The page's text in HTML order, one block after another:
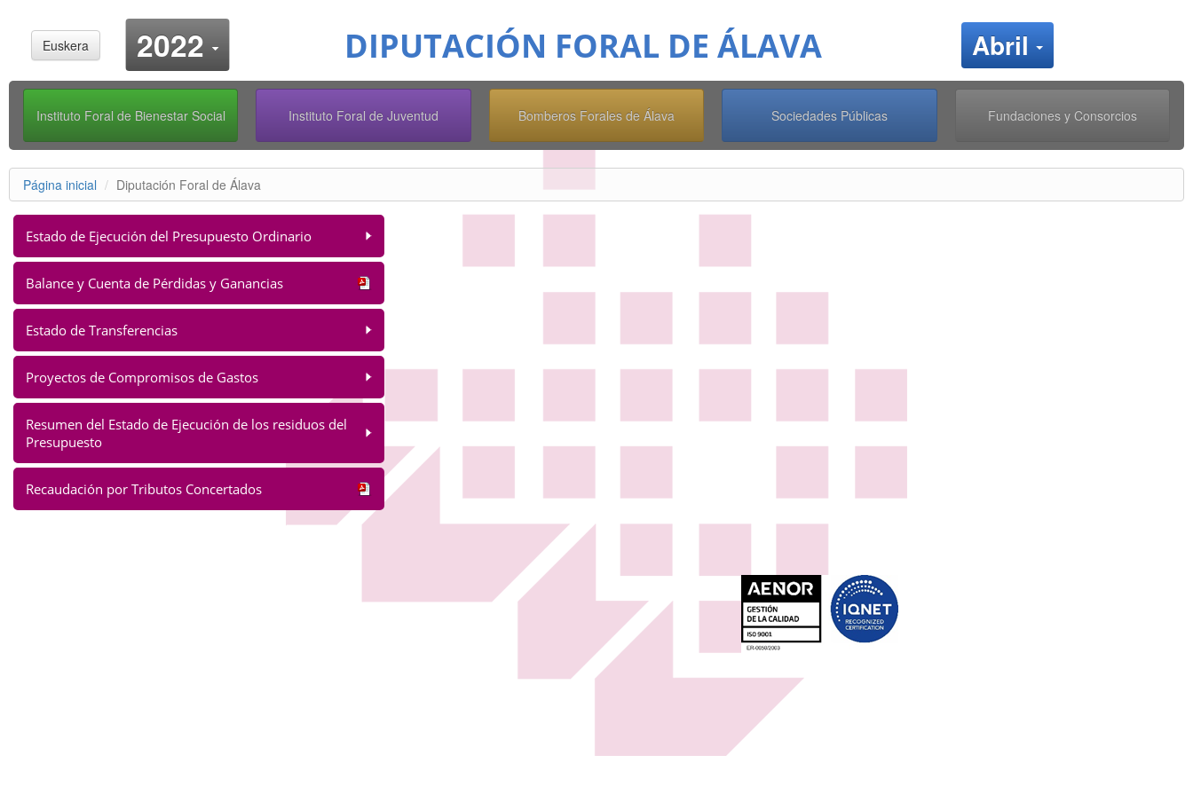
Euskera 2022Cambiar añoDIPUTACIÓN FORAL DE ÁLAVA AbrilCambiar
Instituto Foral de Bienestar Social Instituto Foral de Juventud Bomberos Forales de Álava Sociedades Públicas Fundaciones y Consorcios
Página inicial Diputación Foral de Álava
Estado de Ejecución del Presupuesto Ordinario
Balance y Cuenta de Pérdidas y Ganancias
Estado de Transferencias
Proyectos de Compromisos de Gastos
Resumen del Estado de Ejecución de los residuos del
Presupuesto
Recaudación por Tributos Concertados